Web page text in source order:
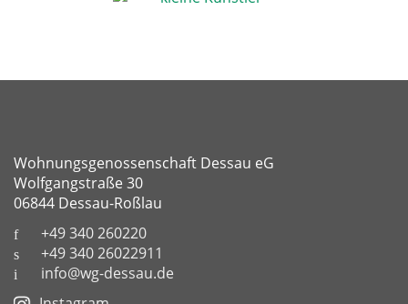
Wohnungsgenossenschaft Dessau eG
Wolfgangstraße 30
06844 Dessau-Roßlau
+49 340 260220
+49 340 26022911
info@wg-dessau.de